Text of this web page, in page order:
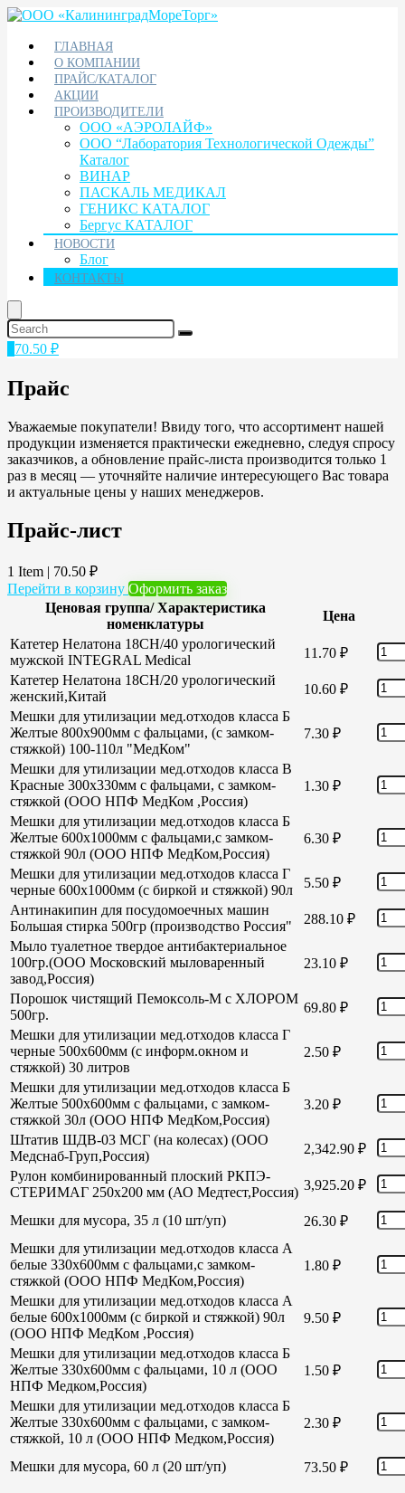
ГЛАВНАЯ
О КОМПАНИИ
ПРАЙС/КАТАЛОГ
АКЦИИ
ПРОИЗВОДИТЕЛИ
ООО «АЭРОЛАЙФ»
ООО “Лаборатория Технологической Одежды”
Каталог
ВИНАР
ПАСКАЛЬ МЕДИКАЛ
ГЕНИКС КАТАЛОГ
Бергус КАТАЛОГ
НОВОСТИ
Блог
КОНТАКТЫ
70.50 ₽
Прайс
Уважаемые покупатели! Ввиду того, что ассортимент нашей
продукции изменяется практически ежедневно, следуя спросу
заказчиков, а обновление прайс-листа производится только 1
раз в месяц — уточняйте наличие интересующего Вас товара
и актуальные цены у наших менеджеров.
Прайс-лист
1 Item | 70.50 ₽
Перейти в корзину Оформить заказ
Ценовая группа/ Характеристика
номенклатуры
Цена
Катетер Нелатона 18CH/40 урологический
мужской INTEGRAL Medical
11.70 ₽
Катетер Нелатона 18CH/20 урологический
женский,Китай
10.60 ₽
Мешки для утилизации мед.отходов класса Б
Желтые 800х900мм с фальцами, (с замком-
стяжкой) 100-110л "МедКом"
7.30 ₽
Мешки для утилизации мед.отходов класса В
Красные 300х330мм с фальцами, с замком-
стяжкой (ООО НПФ МедКом ,Россия)
1.30 ₽
Мешки для утилизации мед.отходов класса Б
Желтые 600х1000мм с фальцами,с замком-
стяжкой 90л (ООО НПФ МедКом,Россия)
6.30 ₽
Мешки для утилизации мед.отходов класса Г
черные 600х1000мм (с биркой и стяжкой) 90л
5.50 ₽
Антинакипин для посудомоечных машин
Большая стирка 500гр (производство Россия"
288.10 ₽
Мыло туалетное твердое антибактериальное
100гр.(ООО Московский мыловаренный
завод,Россия)
23.10 ₽
Порошок чистящий Пемоксоль-М с ХЛОРОМ
500гр.
69.80 ₽
Мешки для утилизации мед.отходов класса Г
черные 500х600мм (с информ.окном и
стяжкой) 30 литров
2.50 ₽
Мешки для утилизации мед.отходов класса Б
Желтые 500х600мм с фальцами, с замком-
стяжкой 30л (ООО НПФ МедКом,Россия)
3.20 ₽
Штатив ШДВ-03 МСГ (на колесах) (ООО
Медснаб-Груп,Россия)
2,342.90 ₽
Рулон комбинированный плоский РКПЭ-
СТЕРИМАГ 250х200 мм (АО Медтест,Россия) 3,925.20 ₽
Мешки для мусора, 35 л (10 шт/уп) 26.30 ₽
Мешки для утилизации мед.отходов класса А
белые 330х600мм с фальцами,с замком-
стяжкой (ООО НПФ МедКом,Россия)
1.80 ₽
Мешки для утилизации мед.отходов класса А
белые 600х1000мм (с биркой и стяжкой) 90л
(ООО НПФ МедКом ,Россия)
9.50 ₽
Мешки для утилизации мед.отходов класса Б
Желтые 330х600мм с фальцами, 10 л (ООО
НПФ Медком,Россия)
1.50 ₽
Мешки для утилизации мед.отходов класса Б
Желтые 330х600мм с фальцами, с замком-
стяжкой, 10 л (ООО НПФ Медком,Россия)
2.30 ₽
Мешки для мусора, 60 л (20 шт/уп) 73.50 ₽